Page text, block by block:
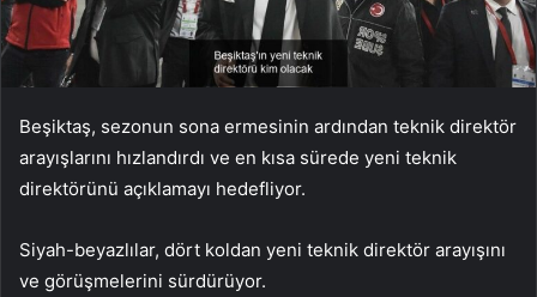
Beşiktaş, sezonun sona ermesinin ardından teknik direktör
arayışlarını hızlandırdı ve en kısa sürede yeni teknik
direktörünü açıklamayı hedefliyor.
Siyah-beyazlılar, dört koldan yeni teknik direktör arayışını
ve görüşmelerini sürdürüyor.